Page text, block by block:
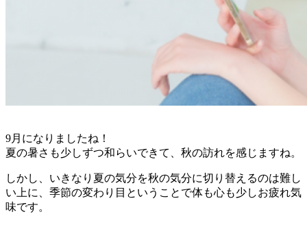
9月になりましたね！
夏の暑さも少しずつ和らいできて、秋の訪れを感じますね。
しかし、いきなり夏の気分を秋の気分に切り替えるのは難し
い上に、季節の変わり目ということで体も心も少しお疲れ気
味です。